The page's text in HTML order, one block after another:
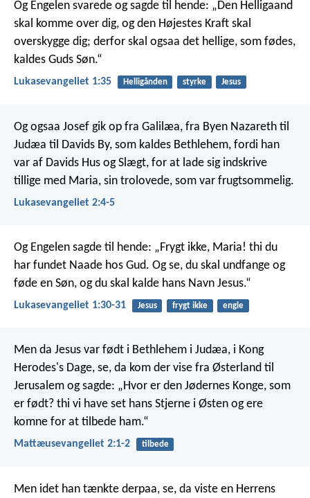
Og Engelen svarede og sagde til hende: „Den Helligaand
skal komme over dig, og den Højestes Kraft skal
overskygge dig; derfor skal ogsaa det hellige, som fødes,
kaldes Guds Søn.“
Lukasevangeliet 1:35 Helligånden styrke Jesus
Og ogsaa Josef gik op fra Galilæa, fra Byen Nazareth til
Judæa til Davids By, som kaldes Bethlehem, fordi han
var af Davids Hus og Slægt, for at lade sig indskrive
tillige med Maria, sin trolovede, som var frugtsommelig.
Lukasevangeliet 2:4-5
Og Engelen sagde til hende: „Frygt ikke, Maria! thi du
har fundet Naade hos Gud. Og se, du skal undfange og
føde en Søn, og du skal kalde hans Navn Jesus.“
Lukasevangeliet 1:30-31 Jesus frygt ikke engle
Men da Jesus var født i Bethlehem i Judæa, i Kong
Herodes's Dage, se, da kom der vise fra Østerland til
Jerusalem og sagde: „Hvor er den Jødernes Konge, som
er født? thi vi have set hans Stjerne i Østen og ere
komne for at tilbede ham.“
Mattæusevangeliet 2:1-2 tilbede
Men idet han tænkte derpaa, se, da viste en Herrens